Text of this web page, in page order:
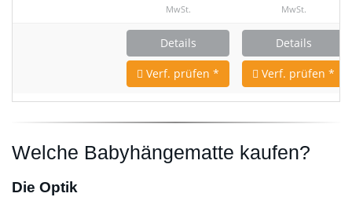
MwSt.
MwSt.
Details
Verf. prüfen *
Details
Verf. prüfen *
Welche Babyhängematte kaufen?
Die Optik